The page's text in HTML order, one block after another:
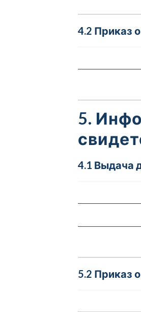
4.2 Приказ
5.
4.1 Выдача
5.2 Приказ